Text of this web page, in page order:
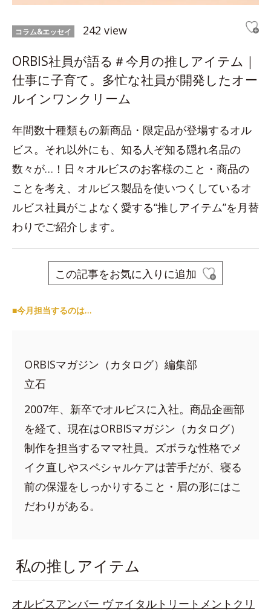
コラム&エッセイ 242 view
ORBIS社員が語る＃今月の推しアイテム｜
仕事に子育て。多忙な社員が開発したオー
ルインワンクリーム
年間数十種類もの新商品・限定品が登場するオル
ビス。それ以外にも、知る人ぞ知る隠れ名品の
数々が…！日々オルビスのお客様のこと・商品の
ことを考え、オルビス製品を使いつくしているオ
ルビス社員がこよなく愛する“推しアイテム”を月替
わりでご紹介します。
この記事をお気に入りに追加
■今月担当するのは…
ORBISマガジン（カタログ）編集部
立石
2007年、新卒でオルビスに入社。商品企画部
を経て、現在はORBISマガジン（カタログ）
制作を担当するママ社員。ズボラな性格でメ
イク直しやスペシャルケアは苦手だが、寝る
前の保湿をしっかりすること・眉の形にはこ
だわりがある。
私の推しアイテム
オルビスアンバー ヴァイタルトリートメントクリ